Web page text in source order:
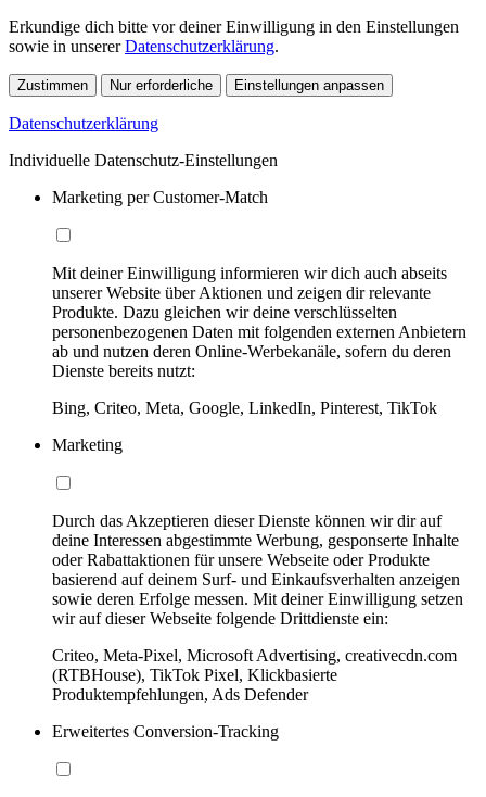
Erkundige dich bitte vor deiner Einwilligung in den Einstellungen
sowie in unsererDatenschutzerklärung.
Zustimmen Nur erforderliche Einstellungen anpassen
Datenschutzerklärung
Individuelle Datenschutz-Einstellungen
Marketing per Customer-Match
Mit deiner Einwilligung informieren wir dich auch abseits
unserer Website über Aktionen und zeigen dir relevante
Produkte. Dazu gleichen wir deine verschlüsselten
personenbezogenen Daten mit folgenden externen Anbietern
ab und nutzen deren Online-Werbekanäle, sofern du deren
Dienste bereits nutzt:
Bing, Criteo, Meta, Google, LinkedIn, Pinterest, TikTok
Marketing
Durch das Akzeptieren dieser Dienste können wir dir auf
deine Interessen abgestimmte Werbung, gesponserte Inhalte
oder Rabattaktionen für unsere Webseite oder Produkte
basierend auf deinem Surf- und Einkaufsverhalten anzeigen
sowie deren Erfolge messen. Mit deiner Einwilligung setzen
wir auf dieser Webseite folgende Drittdienste ein:
Criteo, Meta-Pixel, Microsoft Advertising, creativecdn.com
(RTBHouse), TikTok Pixel, Klickbasierte
Produktempfehlungen, Ads Defender
Erweitertes Conversion-Tracking